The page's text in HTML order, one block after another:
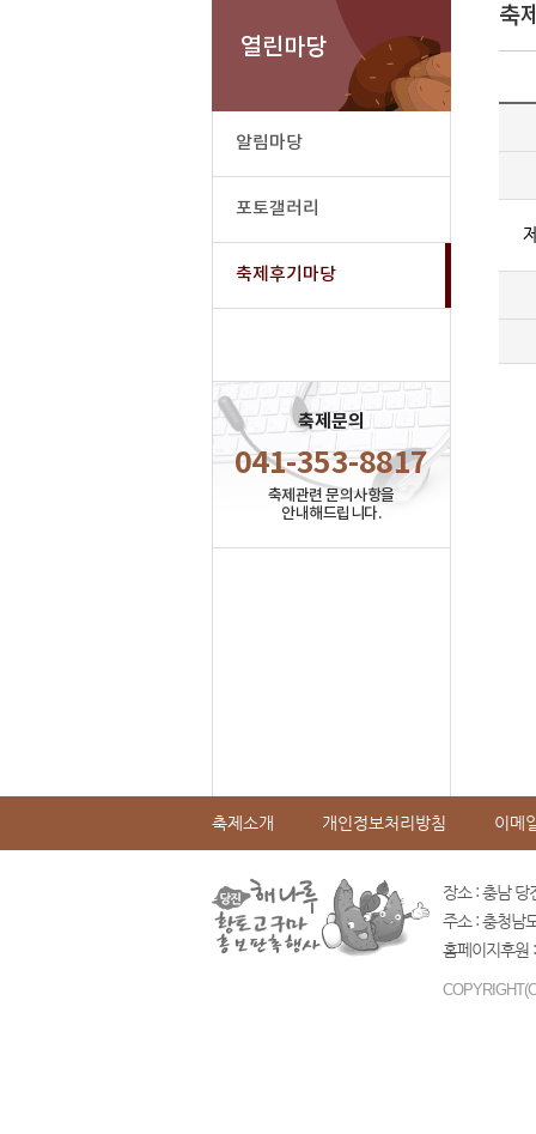
열린마당
알림마당
포토갤러리
축제후기마당
축제문의
041-353-8817
축제관련 문의사항을
안내해드립니다.
축
축제소개 개인정보처리방침 이메
장소 : 충남 당
주소 : 충청남
홈페이지후원